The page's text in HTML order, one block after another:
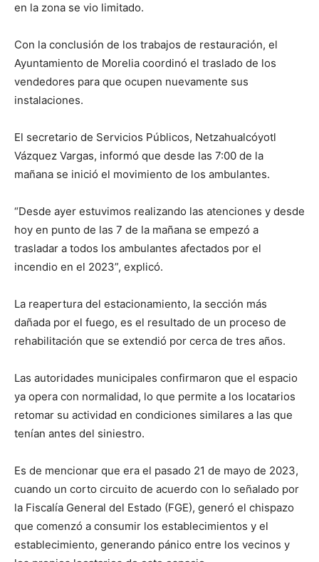
en la zona se vio limitado.
Con la conclusión de los trabajos de restauración, el
Ayuntamiento de Morelia coordinó el traslado de los
vendedores para que ocupen nuevamente sus
instalaciones.
El secretario de Servicios Públicos, Netzahualcóyotl
Vázquez Vargas, informó que desde las 7:00 de la
mañana se inició el movimiento de los ambulantes.
“Desde ayer estuvimos realizando las atenciones y desde
hoy en punto de las 7 de la mañana se empezó a
trasladar a todos los ambulantes afectados por el
incendio en el 2023”, explicó.
La reapertura del estacionamiento, la sección más
dañada por el fuego, es el resultado de un proceso de
rehabilitación que se extendió por cerca de tres años.
Las autoridades municipales confirmaron que el espacio
ya opera con normalidad, lo que permite a los locatarios
retomar su actividad en condiciones similares a las que
tenían antes del siniestro.
Es de mencionar que era el pasado 21 de mayo de 2023,
cuando un corto circuito de acuerdo con lo señalado por
la Fiscalía General del Estado (FGE), generó el chispazo
que comenzó a consumir los establecimientos y el
establecimiento, generando pánico entre los vecinos y